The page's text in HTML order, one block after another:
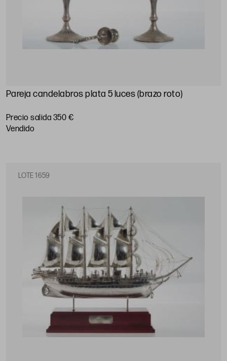
Pareja candelabros plata 5 luces (brazo roto)
Precio salida 350 €
vendido
LOTE 1659